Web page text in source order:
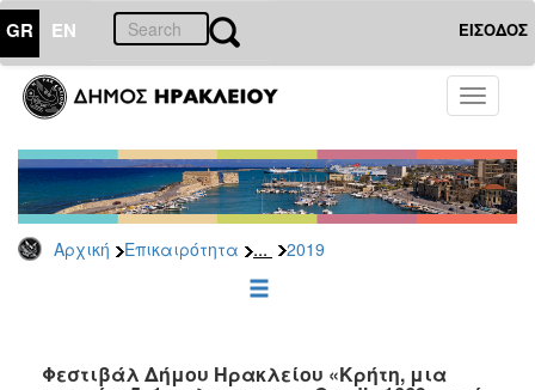
GR EN ΕΙΣΟΔΟΣ
Toggle
Αρχική Επικαιρότητα ... 2019
ΕΠΙΚΑΙΡΟΤΗΤΑ
Τύπου
Αρχείο
2026
2025
2022
Φεστιβάλ Δήμου Ηρακλείου «Κρήτη, μια